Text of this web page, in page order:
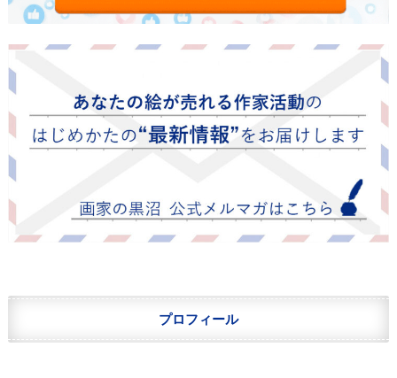
プロフィール